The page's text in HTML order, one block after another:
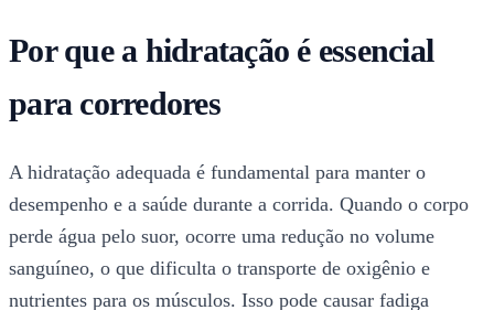
Por que a hidratação é essencial
para corredores
A hidratação adequada é fundamental para manter o
desempenho e a saúde durante a corrida. Quando o corpo
perde água pelo suor, ocorre uma redução no volume
sanguíneo, o que dificulta o transporte de oxigênio e
nutrientes para os músculos. Isso pode causar fadiga